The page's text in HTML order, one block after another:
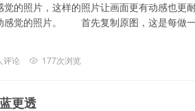
的照片，这样的照片让画面更有动感也更
感觉的照片。 首先复制原图，这是每做
评论 177次浏览
更透